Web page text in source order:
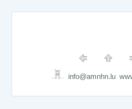
info@amnhn.lu